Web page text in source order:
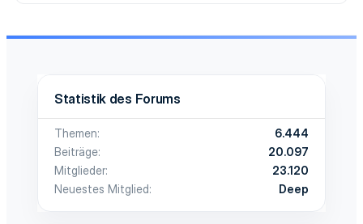
Statistik des Forums
Themen
6.444
Beiträge
20.097
Mitglieder
23.120
Neuestes Mitglied
Deep